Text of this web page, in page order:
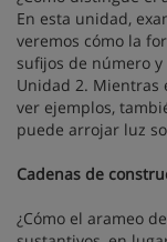
En esta unidad,
veremos cómo la
sufijos de número
Unidad 2. Mientras
ver ejemplos,
puede arrojar luz
Cadenas de
¿Cómo el arameo